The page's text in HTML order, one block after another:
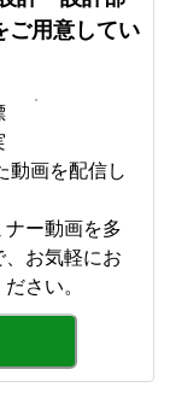
ご用意してい
動画を配信し
ー動画を多
お気軽にお
さい。